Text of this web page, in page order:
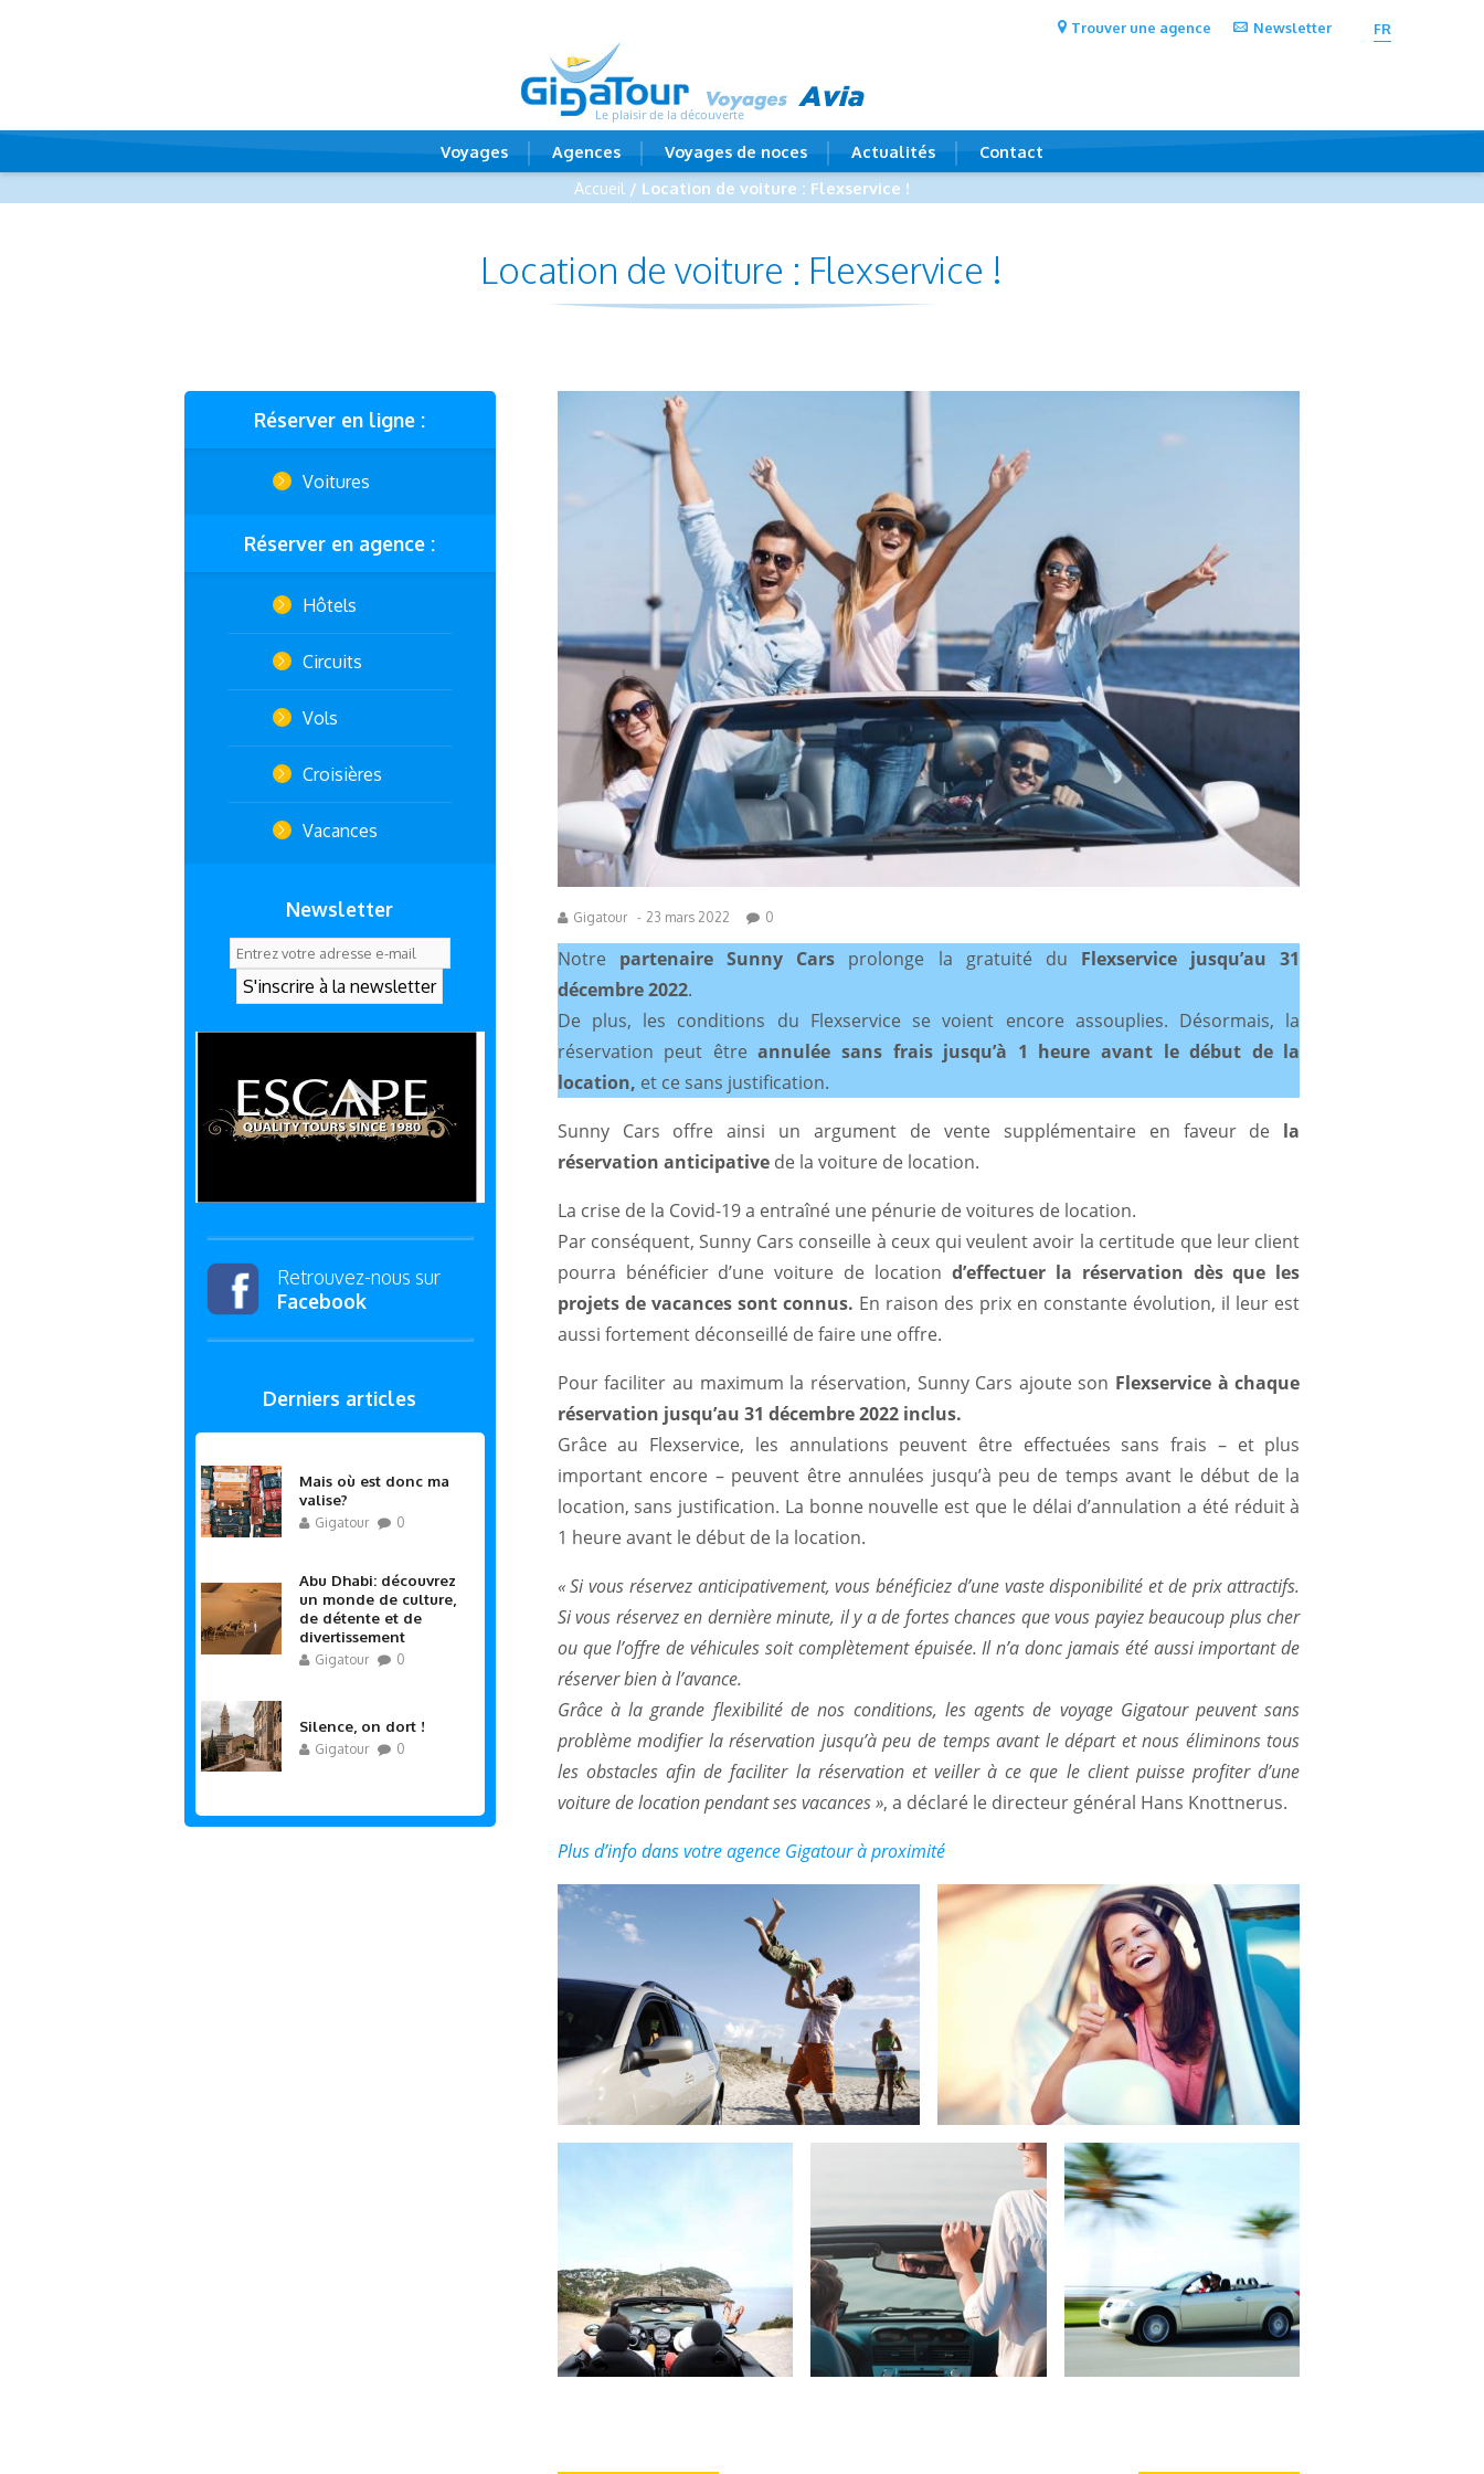
Trouver une agence Newsletter FR
Le plaisir de la découverte
Voyages Agences Voyages de noces Actualités
Contact
Accueil / Location de voiture : Flexservice !
Location de voiture : Flexservice !
Réserver en ligne :
Voitures
Réserver en agence :
Hôtels
Circuits
Vols
Croisières
Vacances
Newsletter
Retrouvez-nous sur
Facebook
Derniers articles
Mais où est donc ma
valise?
Gigatour 0
Abu Dhabi: découvrez
un monde de culture,
de détente et de
divertissement
Gigatour 0
Silence, on dort !
Gigatour 0
Gigatour - 23 mars 2022 0
Notre partenaire Sunny Cars prolonge la gratuité du Flexservice jusqu’au 31
décembre 2022.
De plus, les conditions du Flexservice se voient encore assouplies. Désormais, la
réservation peut êtreannulée sans frais jusqu’à 1 heure avant le début de la
location, et ce sans justification.
Sunny Cars offre ainsi un argument de vente supplémentaire en faveur de la
réservation anticipative de la voiture de location.
La crise de la Covid-19 a entraîné une pénurie de voitures de location.
Par conséquent, Sunny Cars conseille à ceux qui veulent avoir la certitude que leur client
pourra bénéficier d’une voiture de location d’effectuer la réservation dès que les
projets de vacances sont connus. En raison des prix en constante évolution, il leur est
aussi fortement déconseillé de faire une offre.
Pour faciliter au maximum la réservation, Sunny Cars ajoute son Flexservice à chaque
réservation jusqu’au 31 décembre 2022 inclus.
Grâce au Flexservice, les annulations peuvent être effectuées sans frais – et plus
important encore – peuvent être annulées jusqu’à peu de temps avant le début de la
location, sans justification. La bonne nouvelle est que le délai d’annulation a été réduit à
1 heure avant le début de la location.
« Si vous réservez anticipativement, vous bénéficiez d’une vaste disponibilité et de prix attractifs.
Si vous réservez en dernière minute, il y a de fortes chances que vous payiez beaucoup plus cher
ou que l’offre de véhicules soit complètement épuisée. Il n’a donc jamais été aussi important de
réserver bien à l’avance.
Grâce à la grande flexibilité de nos conditions, les agents de voyage Gigatour peuvent sans
problème modifier la réservation jusqu’à peu de temps avant le départ et nous éliminons tous
les obstacles afin de faciliter la réservation et veiller à ce que le client puisse profiter d’une
voiture de location pendant ses vacances », a déclaré le directeur général Hans Knottnerus.
Plus d’info dansvotre agence Gigatour à proximité